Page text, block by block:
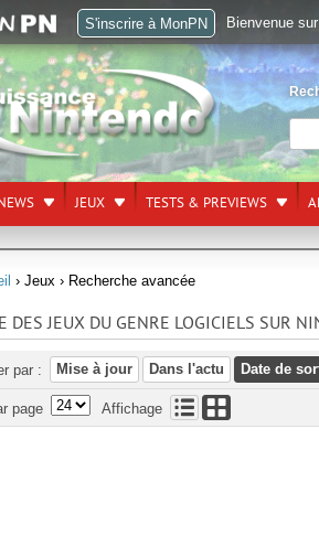
NEWS JEUX TESTS & PREVIEWS
› Jeux › Recherche avancée
DES JEUX DU GENRE LOGICIELS SUR
par : Mise à jour Dans l'actu Date de
page Affichage
S'inscrire à MonPN Bienvenue